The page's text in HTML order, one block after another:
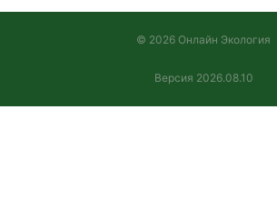
© 2026 Онлайн Экология
Версия 2026.08.10